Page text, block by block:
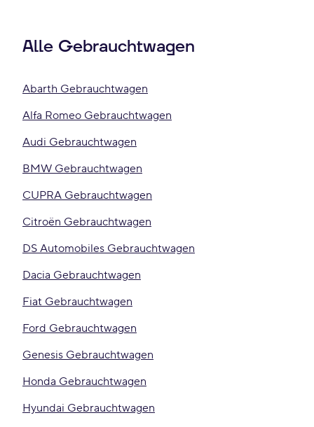
Alle Gebrauchtwagen
Abarth Gebrauchtwagen
Alfa Romeo Gebrauchtwagen
Audi Gebrauchtwagen
BMW Gebrauchtwagen
CUPRA Gebrauchtwagen
Citroën Gebrauchtwagen
DS Automobiles Gebrauchtwagen
Dacia Gebrauchtwagen
Fiat Gebrauchtwagen
Ford Gebrauchtwagen
Genesis Gebrauchtwagen
Honda Gebrauchtwagen
Hyundai Gebrauchtwagen